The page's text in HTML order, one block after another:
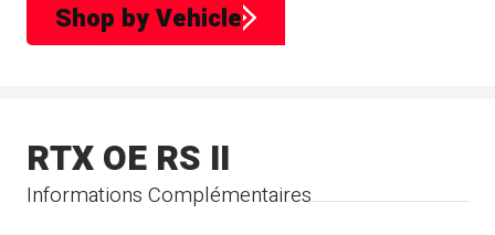
Shop by Vehicle
Informations Complémentaires
RTX OE RS II